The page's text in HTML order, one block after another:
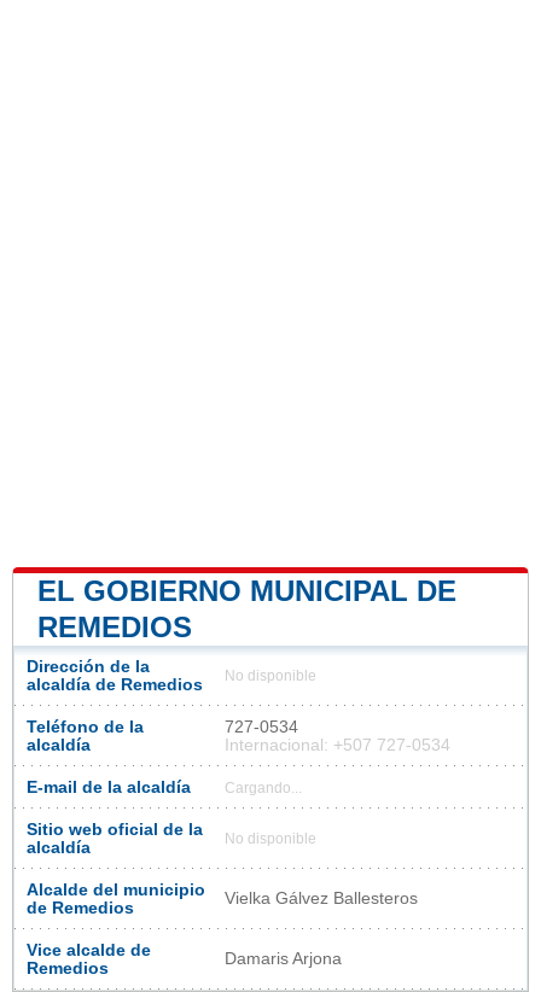
EL GOBIERNO MUNICIPAL DE
REMEDIOS
Dirección de la
alcaldía de Remedios
No disponible
Teléfono de la
alcaldía
727-0534
Internacional: +507 727-0534
E-mail de la alcaldía Cargando...
Sitio web oficial de la
alcaldía
No disponible
Alcalde del municipio
de Remedios
Vielka Gálvez Ballesteros
Vice alcalde de
Remedios
Damaris Arjona